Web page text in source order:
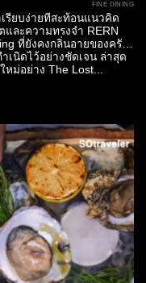
FINE DINING
รียบง่ายที่สะท้อนแนวคิด
ละความทรงจำ RERN
ที่ยังคงกลิ่นอายของครัว
เนิดไว้อย่างชัดเจน ล่าสุด
ม่อย่าง The Lost...